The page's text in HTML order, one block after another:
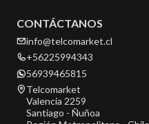
CONTÁCTANOS
info@telcomarket.cl
+56225994343
56939465815
Telcomarket
Valencia 2259
Santiago - Ñuñoa